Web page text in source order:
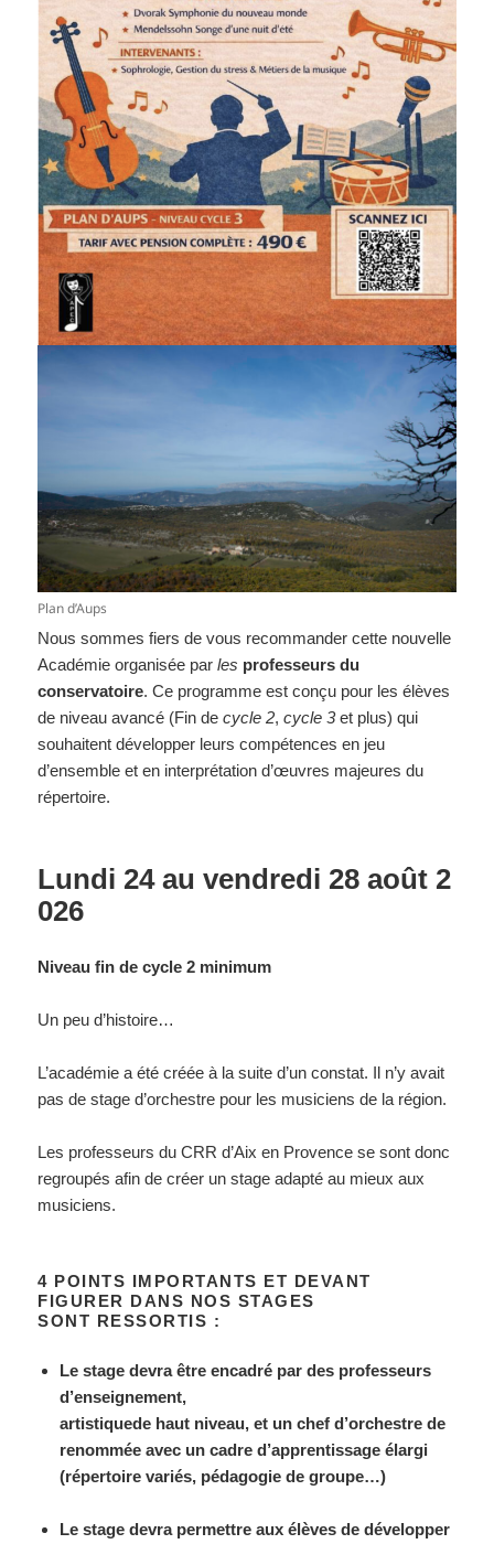
Plan d’Aups
Nous sommes fiers de vous recommander cette nouvelle
Académie organisée parles professeurs du
conservatoire. Ce programme est conçu pour les élèves
de niveau avancé (Fin decycle 2,cycle 3et plus) qui
souhaitent développer leurs compétences en jeu
d’ensemble et en interprétation d’œuvres majeures du
répertoire.
Lundi 24 au vendredi 28 août 2
026
Niveau ﬁn de cycle 2 minimum
Un peu d’histoire…
L’académie a été créée à la suite d’un constat. Il n’y avait
pas de stage d’orchestre pour les musiciens de la région.
Les professeurs du CRR d’Aix en Provence se sont donc
regroupés afin de créer un stage adapté au mieux aux
musiciens.
4 POINTS IMPORTANTS ET DEVANT
FIGURER DANS NOS STAGES
SONT RESSORTIS :
Le stage devra être encadré par des professeurs
d’enseignement,
artistiquede haut niveau, et un chef d’orchestre de
renommée avec un cadre d’apprentissage élargi
(répertoire variés, pédagogie de groupe…)
Le stage devra permettre aux élèves de développer